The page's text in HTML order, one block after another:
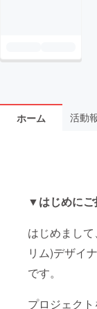
ホーム 活動
▼はじめにご
はじめまし
リム)デザイ
です。
プロジェク